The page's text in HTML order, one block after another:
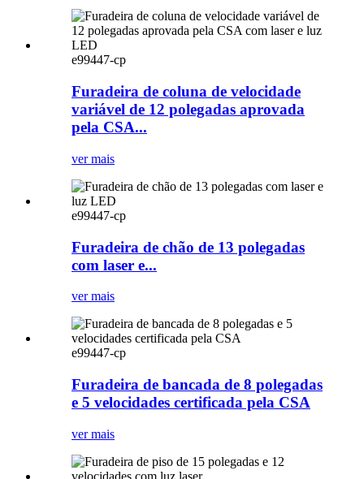
e99447-cp
Furadeira de coluna de velocidade
variável de 12 polegadas aprovada
pela CSA...
ver mais
e99447-cp
Furadeira de chão de 13 polegadas
com laser e...
ver mais
e99447-cp
Furadeira de bancada de 8 polegadas
e 5 velocidades certificada pela CSA
ver mais